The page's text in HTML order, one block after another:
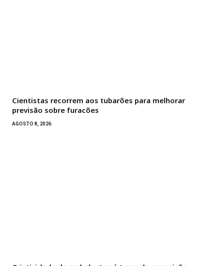
Cientistas recorrem aos tubarões para melhorar
previsão sobre furacões
AGOSTO 8, 2026